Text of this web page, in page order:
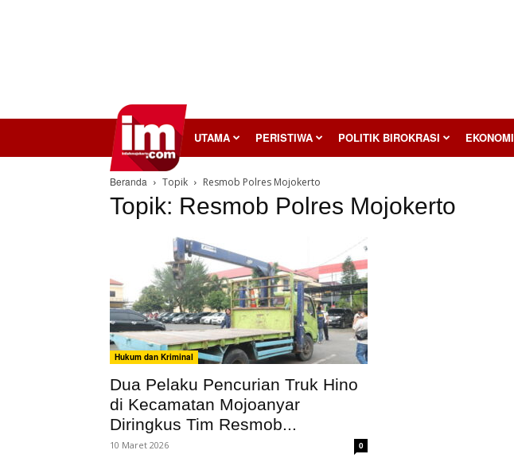
InilahMojokerto UTAMA PERISTIWA POLITIK BIROKRASI EKONOMI
Beranda Topik Resmob Polres Mojokerto
Topik: Resmob Polres Mojokerto
Hukum dan Kriminal
Dua Pelaku Pencurian Truk Hino
di Kecamatan Mojoanyar
Diringkus Tim Resmob...
10 Maret 2026 0